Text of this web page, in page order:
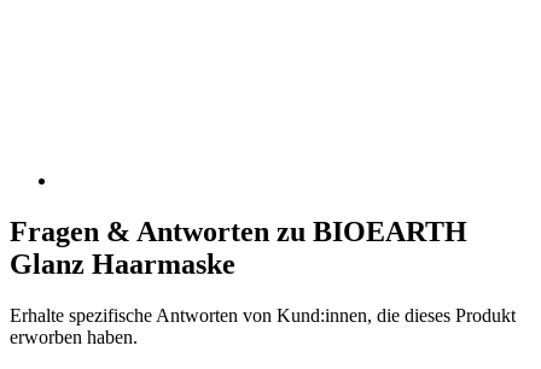
Fragen & Antworten zu BIOEARTH
Glanz Haarmaske
Erhalte spezifische Antworten von Kund:innen, die dieses Produkt
erworben haben.